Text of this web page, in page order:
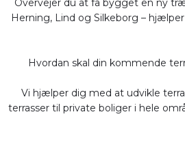
Overvejer du at få bygget en ny
Herning, Lind og Silkeborg –
Hvordan skal din kommende
Vi hjælper dig med at udvikle
terrasser til private boliger i hele